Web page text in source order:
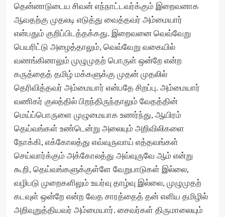
தென்னாடுடைய சிவன் எந்நாட்டவர்க்கும் இறைவனாக
ஆவதற்கு முதலடி எடுத்து வைத்தவர் அம்மையார்
என்பதும் குறிப்பிடத்தக்கது. இறைவனை வெவ்வேறு
பெயரிட்டு அழைத்தாலும், வெவ்வேறு வகையில்
வணங்கினாலும் முழுமுதற் பொருள் ஒன்றே என்ற
கருத்தைத் தமிழ் மக்களுக்கு முதன் முதலில்
தெரிவித்தவர் அம்மையார் என்பதே சிறப்பு. அம்மையார்
வணிகர் குலத்தில் பிறந்திருந்தாலும் வேதத்தின்
மெய்ப்பொருளை முழுமையாக உணர்ந்து, ஆயிரம்
தெய்வங்கள் உண்டென்று அலையும் அறிவிலிகளை
நோக்கி, எக்கோலத்து எவ்வுருவாய் எத்தவங்கள்
செய்வார்க்கும் அக்கோலத்து அவ்வுருவே ஆம் என்று
கூறி, தெய்வங்களுக்குள்ளே வேறுபாடுகள் இல்லை,
வழிபடு முறைகளிலும் உயர்வு தாழ்வு இல்லை, முழுமுதற்
கடவுள் ஒன்றே என்ற வேத சாரத்தைத் தன் எளிய தமிழில்
அறிவுறுத்தியவர் அம்மையார். சைவர்கள் திருமாலையும்